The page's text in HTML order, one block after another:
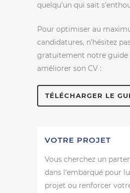
quelqu’un qui sait
Pour optimiser au
candidatures, n’hésitez
gratuitement notre guide
améliorer son CV :
TÉLÉCHARGER LE
VOTRE PROJET
Vous cherchez un
dans l'embarqué pour
projet ou renforcer